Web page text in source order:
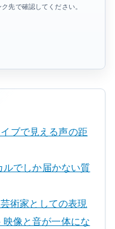
先で確認してください。
ブで見える声の距
でしか届かない質
術家としての表現
像と音が一体にな